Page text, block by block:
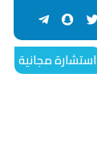
استشارة مجانية